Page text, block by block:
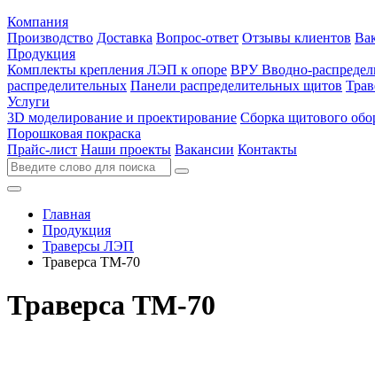
Компания
Производство Доставка Вопрос-ответ Отзывы клиентов
Продукция
Комплекты крепления ЛЭП к опоре ВРУ Вводно-
распределительных Панели распределительных щитов
Услуги
3D моделирование и проектирование Сборка щитового
Порошковая покраска
Прайс-лист Наши проекты Вакансии Контакты
Главная
Продукция
Траверсы ЛЭП
Траверса ТМ-70
Траверса ТМ-70